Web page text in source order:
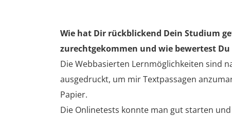
Wie hat Dir rückblickend Dein Studium
zurechtgekommen und wie bewertest
Die Webbasierten Lernmöglichkeiten sind
ausgedruckt, um mir Textpassagen
Papier.
Die Onlinetests konnte man gut starten